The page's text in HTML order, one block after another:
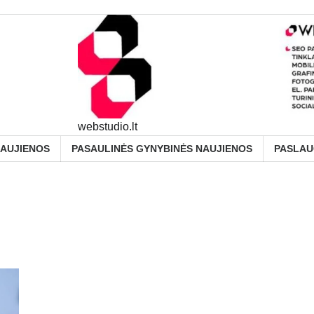
webstudio.lt
PASAULINĖS GYNYBINĖS NAUJIENOS